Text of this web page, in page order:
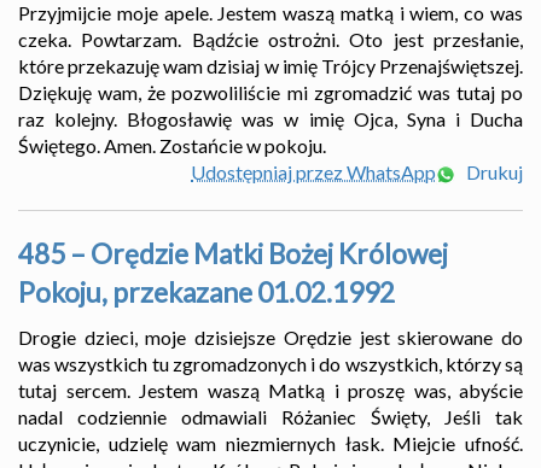
Przyjmijcie moje apele. Jestem waszą matką i wiem, co was
czeka. Powtarzam. Bądźcie ostrożni. Oto jest przesłanie,
które przekazuję wam dzisiaj w imię Trójcy Przenajświętszej.
Dziękuję wam, że pozwoliliście mi zgromadzić was tutaj po
raz kolejny. Błogosławię was w imię Ojca, Syna i Ducha
Świętego. Amen. Zostańcie w pokoju.
Udostępniaj przez WhatsApp
Drukuj
485 – Orędzie Matki Bożej Królowej
Pokoju, przekazane 01.02.1992
Drogie dzieci, moje dzisiejsze Orędzie jest skierowane do
was wszystkich tu zgromadzonych i do wszystkich, którzy są
tutaj sercem. Jestem waszą Matką i proszę was, abyście
nadal codziennie odmawiali Różaniec Święty, Jeśli tak
uczynicie, udzielę wam niezmiernych łask. Miejcie ufność.